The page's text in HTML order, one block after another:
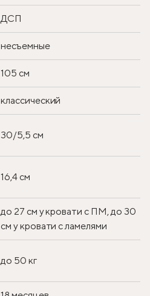
ДСП
несъемные
105 см
классический
30/5,5 см
16,4 см
до 27 см у кровати с ПМ, до 30
см у кровати с ламелями
до 50 кг